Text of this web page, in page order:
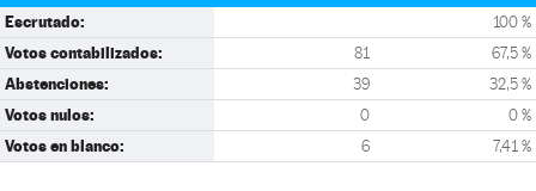
Escrutado: 100 %
Votos contabilizados: 81 67,5 %
Abstenciones: 39 32,5 %
Votos nulos: 0 0 %
Votos en blanco: 6 7,41 %